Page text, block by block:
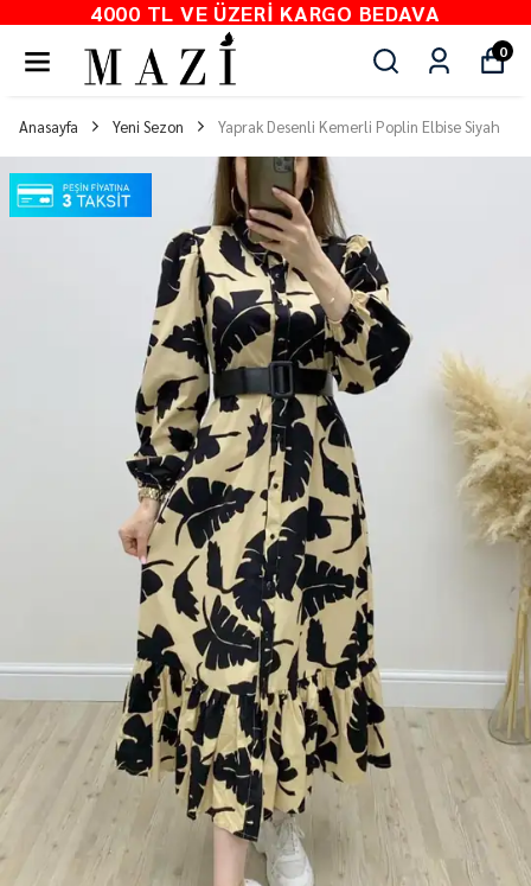
4000 TL VE ÜZERI KARGO BEDAVA
0
Anasayfa Yeni Sezon Yaprak Desenli Kemerli Poplin Elbise Siyah